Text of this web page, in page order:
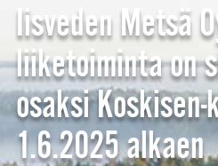
Iisveden Metsä
liiketoiminta on
osaksi
1.6.2025 alkaen